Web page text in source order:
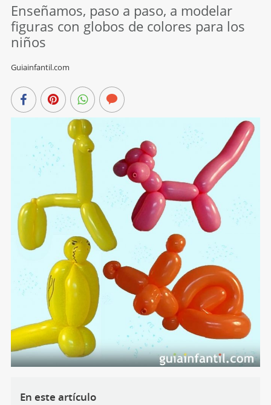
Enseñamos, paso a paso, a modelar
figuras con globos de colores para los
niños
Guiainfantil.com
En este artículo